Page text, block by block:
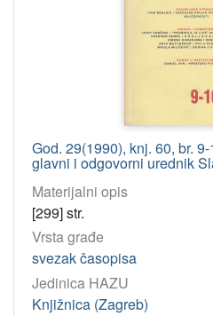
God. 29(1990), knj. 60, br.
glavni i odgovorni urednik
Materijalni opis
[299] str.
Vrsta građe
svezak časopisa
Jedinica HAZU
Knjižnica (Zagreb)